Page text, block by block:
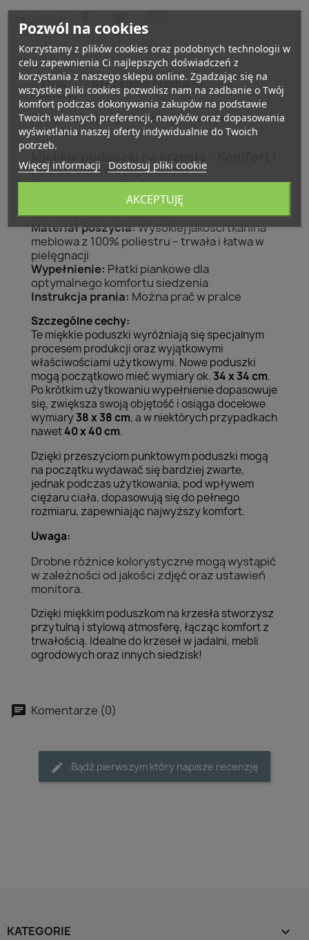
Udostępnij
Opis Szczegóły produktu
Komplet dwóch poduszek pikowanych na
krzesła
Miękkie poduszki na krzesła - Komfort i
jakość dla Twojego domu
Wymiary:ok. 38 x 38 x 8 cm
Materiał poszycia:Wysokiej jakości tkanina
meblowa z 100% poliestru – trwała i łatwa w
pielęgnacji
Wypełnienie: Płatki piankowe dla
optymalnego komfortu siedzenia
Instrukcja prania: Można prać w pralce
Szczególne cechy:
Te miękkie poduszki wyróżniają się specjalnym
procesem produkcji oraz wyjątkowymi
właściwościami użytkowymi. Nowe poduszki
mogą początkowo mieć wymiary ok. 34 x 34 cm.
Po krótkim użytkowaniu wypełnienie dopasowuje
się, zwiększa swoją objętość i osiąga docelowe
wymiary38 x 38 cm, a w niektórych przypadkach
nawet40 x 40 cm.
Dzięki przeszyciom punktowym poduszki mogą
na początku wydawać się bardziej zwarte,
jednak podczas użytkowania, pod wpływem
ciężaru ciała, dopasowują się do pełnego
rozmiaru, zapewniając najwyższy komfort.
Uwaga:
Drobne różnice kolorystyczne mogą wystąpić
w zależności od jakości zdjęć oraz ustawień
monitora.
Dzięki miękkim poduszkom na krzesła stworzysz
przytulną i stylową atmosferę, łącząc komfort z
trwałością. Idealne do krzeseł w jadalni, mebli
ogrodowych oraz innych siedzisk!
Komentarze (0)
Bądź pierwszym który napisze recenzję
KATEGORIE 
Pozwól na cookies
Korzystamy z plików cookies oraz podobnych technologii w
celu zapewnienia Ci najlepszych doświadczeń z
korzystania z naszego sklepu online. Zgadzając się na
wszystkie pliki cookies pozwolisz nam na zadbanie o Twój
komfort podczas dokonywania zakupów na podstawie
Twoich własnych preferencji, nawyków oraz dopasowania
wyświetlania naszej oferty indywidualnie do Twoich
potrzeb.
Więcej informacji Dostosuj pliki cookie
AKCEPTUJĘ